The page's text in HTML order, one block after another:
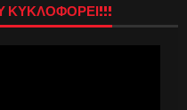
ΚΥΚΛΟΦΟΡΕΙ!!!